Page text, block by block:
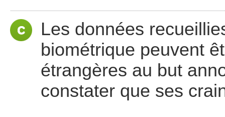
Les données
biométrique peuvent
étrangères au but
constater que ses